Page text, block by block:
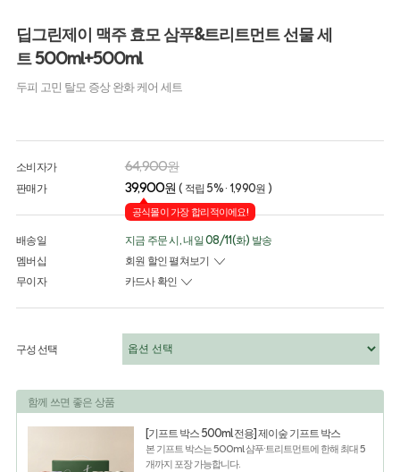
딥그린제이 맥주 효모 삼푸&트리트먼트 선물 세
트 500ml+500ml
두피 고민 탈모 증상 완화 케어 세트
소비자가 64,900원
판매가 39,900원 ( 적립 5% · 1,990원 )
공식몰이 가장 합리적이에요!
배송일
지금 주문 시, 내일 08/11(화) 발송
멤버십
회원 할인 펼쳐보기
무이자
카드사 확인
구성 선택
함께 쓰면 좋은 상품
[기프트 박스 500ml 전용] 제이숲 기프트 박스
본 기프트 박스는 500ml 샴푸·트리트먼트에 한해 최대 5
개까지 포장 가능합니다.